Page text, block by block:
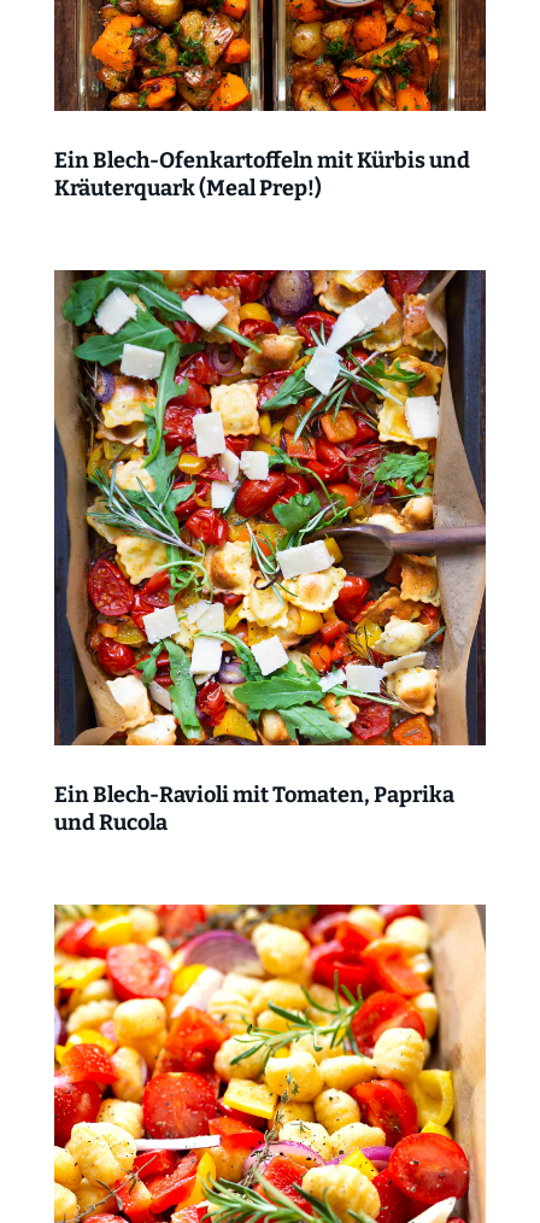
Ein Blech-Ofenkartoffeln mit Kürbis und
Kräuterquark (Meal Prep!)
Ein Blech-Ravioli mit Tomaten, Paprika
und Rucola